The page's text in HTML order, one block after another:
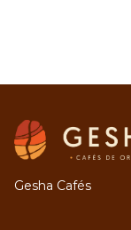
Gesha Cafés